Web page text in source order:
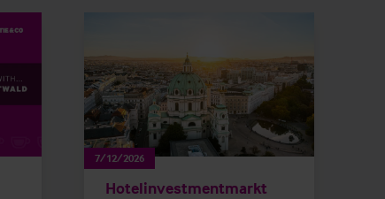
7/12/2026
Hotelinvestmentmarkt